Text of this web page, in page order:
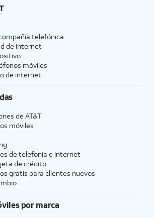
telefónica
de Internet
móviles
de internet
de AT&T
móviles
de telefonía e internet
de crédito
gratis para clientes nuevos
por marca